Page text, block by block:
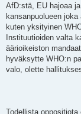
AfD:stä, EU hajoaa
kansanpuolueen
kuten yksityinen
Instituutioiden valta
äärioikeiston
hyväksytte WHO:n
valo, olette
Todellista